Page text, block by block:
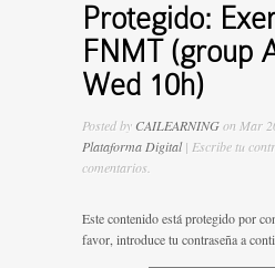
Protegido:
FNMT (group
Wed 10h)
Posted by CAILEARNINGon Mar
Plataforma Digital| Escribe tu
comentarios.
Este contenido está protegido por
favor, introduce tu contraseña a